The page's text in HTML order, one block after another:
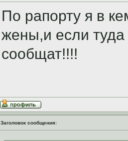
По рапорту я в
жены,и если туда
сообщат!!!!
Заголовок сообщения: